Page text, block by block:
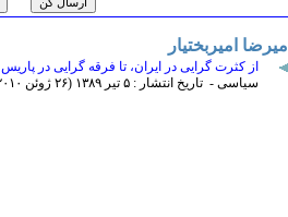
امیرضا امیربختیار
از کثرت گرایی در ایران، تا فرقه گرایی در پاریس
سیاسی - تاریخ انتشار : ۵ تير ۱٣٨۹ (۲۶ ژوئن ۲۰۱۰)